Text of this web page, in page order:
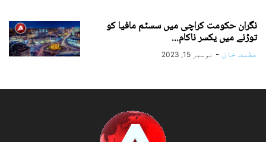
نگران حکومت کراچی میں سسٹم مافیا کو
توڑنے میں یکسر ناکام...
عظمت خان - نومبر 15, 2023